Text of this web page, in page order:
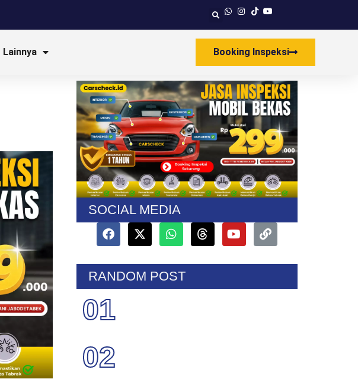
Lainnya Booking Inspeksi
SOCIAL MEDIA
RANDOM POST
01
02